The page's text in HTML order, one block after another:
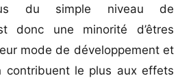
du simple niveau de
donc une minorité d’êtres
mode de développement et
contribuent le plus aux effets